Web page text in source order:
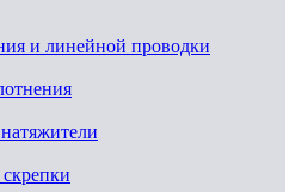
и линейной проводки